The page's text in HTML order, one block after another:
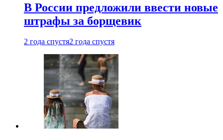
В России предложили ввести новые
штрафы за борщевик
2 года спустя2 года спустя